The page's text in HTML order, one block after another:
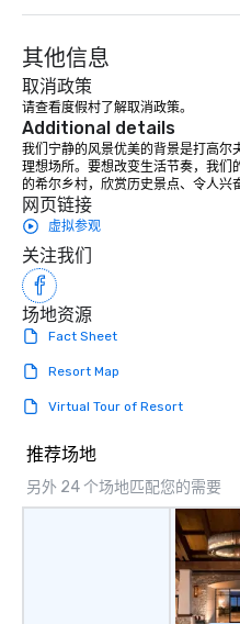
其他信息
取消政策
请查看度假村了解取消政策。
Additional details
我们宁静的风景优美的背景是打高尔
理想场所。要想改变生活节奏，我们
的希尔乡村，欣赏历史景点、令人兴
网页链接
虚拟参观
关注我们
场地资源
Fact Sheet
Resort Map
Virtual Tour of Resort
推荐场地
另外 24 个场地匹配您的需要